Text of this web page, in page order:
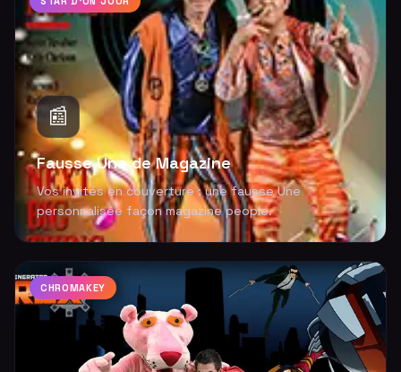
📰
Fausse Une de Magazine
Vos invités en couverture : une fausse Une
personnalisée façon magazine people.
CHROMAKEY